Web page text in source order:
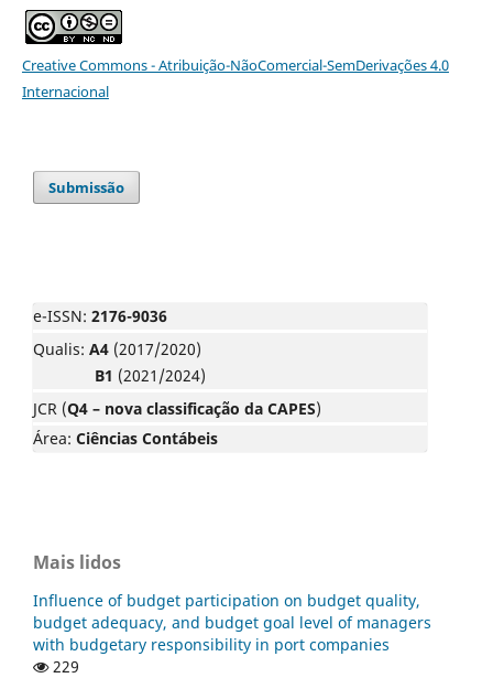
Creative Commons - Atribuição-NãoComercial-SemDerivações 4.0
Internacional
Submissão
e-ISSN: 2176-9036
Qualis: A4 (2017/2020)
B1 (2021/2024)
JCR (Q4 – nova classificação da CAPES)
Área: Ciências Contábeis
Mais lidos
Influence of budget participation on budget quality,
budget adequacy, and budget goal level of managers
with budgetary responsibility in port companies
229